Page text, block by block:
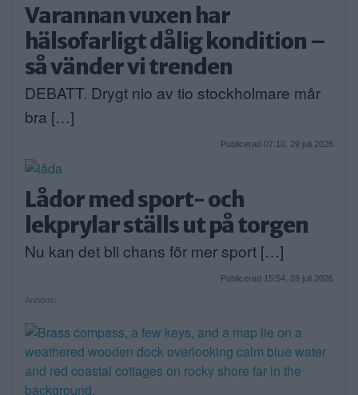
Varannan vuxen har
hälsofarligt dålig kondition –
så vänder vi trenden
DEBATT. Drygt nio av tio stockholmare mår
bra […]
Publicerad 07:10, 29 juli 2026
Lådor med sport- och
lekprylar ställs ut på torgen
Nu kan det bli chans för mer sport […]
Publicerad 15:54, 28 juli 2026
Annons: